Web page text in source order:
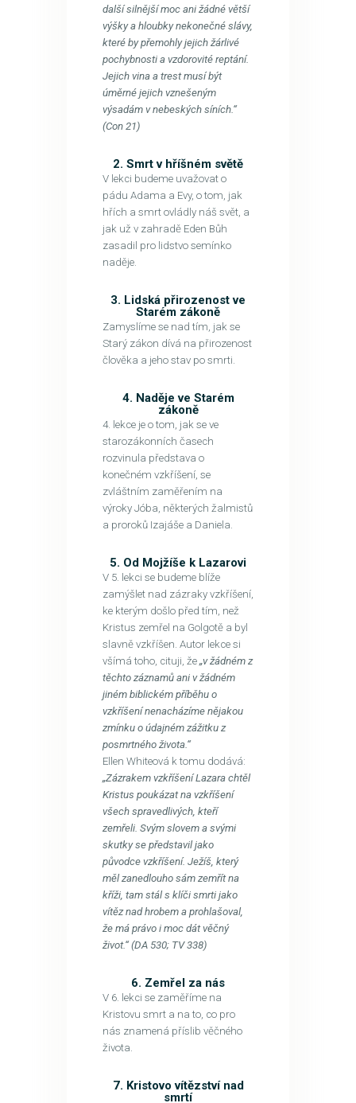
další silnější moc ani žádné větší
výšky a hloubky nekonečné slávy,
které by přemohly jejich žárlivé
pochybnosti a vzdorovité reptání.
Jejich vina a trest musí být
úměrné jejich vznešeným
výsadám v nebeských síních.“
(Con 21)
2. Smrt v hříšném světě
V lekci budeme uvažovat o
pádu Adama a Evy, o tom, jak
hřích a smrt ovládly náš svět, a
jak už v zahradě Eden Bůh
zasadil pro lidstvo semínko
naděje.
3. Lidská přirozenost ve
Starém zákoně
Zamyslíme se nad tím, jak se
Starý zákon dívá na přirozenost
člověka a jeho stav po smrti.
4. Naděje ve Starém
zákoně
4. lekce je o tom, jak se ve
starozákonních časech
rozvinula představa o
konečném vzkříšení, se
zvláštním zaměřením na
výroky Jóba, některých žalmistů
a proroků Izajáše a Daniela.
5. Od Mojžíše k Lazarovi
V 5. lekci se budeme blíže
zamýšlet nad zázraky vzkříšení,
ke kterým došlo před tím, než
Kristus zemřel na Golgotě a byl
slavně vzkříšen. Autor lekce si
všímá toho, cituji, že „v žádném z
těchto záznamů ani v žádném
jiném biblickém příběhu o
vzkříšení nenacházíme nějakou
zmínku o údajném zážitku z
posmrtného života.“
​Ellen Whiteová k tomu dodává:
„Zázrakem vzkříšení Lazara chtěl
Kristus poukázat na vzkříšení
všech spravedlivých, kteří
zemřeli. Svým slovem a svými
skutky se představil jako
původce vzkříšení. Ježíš, který
měl zanedlouho sám zemřít na
kříži, tam stál s klíči smrti jako
vítěz nad hrobem a prohlašoval,
že má právo i moc dát věčný
život.“ (DA 530; TV 338)
6. Zemřel za nás
V 6. lekci se zaměříme na
Kristovu smrt a na to, co pro
nás znamená příslib věčného
života.
7. Kristovo vítězství nad
smrtí